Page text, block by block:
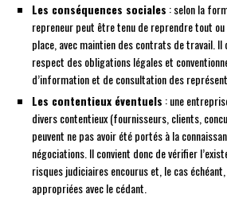
Les conséquences sociales : selon la
repreneur peut être tenu de reprendre tout
place, avec maintien des contrats de travail.
respect des obligations légales et
d’information et de consultation des
Les contentieux éventuels : une
divers contentieux (fournisseurs, clients,
peuvent ne pas avoir été portés à la
négociations. Il convient donc de vérifier
risques judiciaires encourus et, le cas
appropriées avec le cédant.